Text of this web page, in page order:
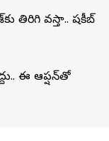
తిరిగి వస్తా.. షకీబ్
ఈ ఆప్షన్‌తో